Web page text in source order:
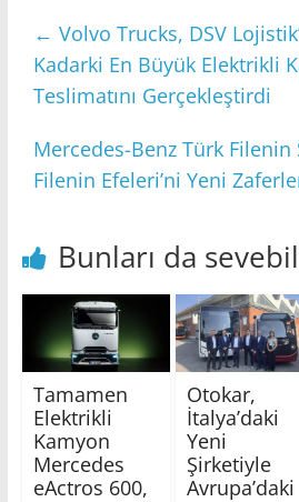
← Volvo Trucks, DSV
Kadarki En Büyük Elektrikli
Teslimatını Gerçekleştirdi
Mercedes-Benz Türk Filenin
Filenin Efeleri’ni Yeni
Bunları da
Tamamen
Elektrikli
Kamyon
Mercedes
eActros 600,
Otokar,
İtalya’daki
Yeni
Şirketiyle
Avrupa’daki